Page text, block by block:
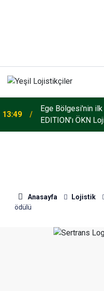
13:49
Ege Bölgesi'nin
EDITION'ı ÖKN
Anasayfa Lojistik
ödülü